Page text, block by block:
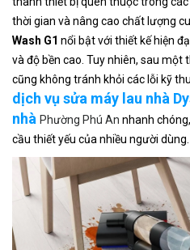
thời gian và nâng cao chất lượng
Wash G1 nổi bật với thiết kế hiện
và độ bền cao. Tuy nhiên, sau một
cũng không tránh khỏi các lỗi kỹ
dịch vụ sửa máy lau nhà
nhà Phường Phú An nhanh
cầu thiết yếu của nhiều người dùng.